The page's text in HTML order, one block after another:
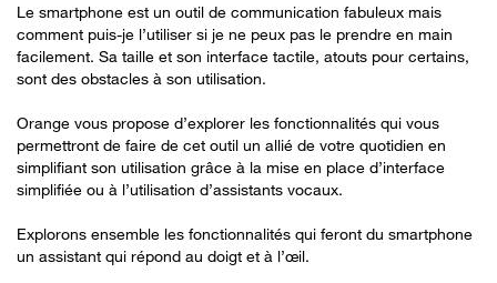
Le smartphone est un outil de communication fabuleux mais
comment puis-je l’utiliser si je ne peux pas le prendre en main
facilement. Sa taille et son interface tactile, atouts pour certains,
sont des obstacles à son utilisation.
Orange vous propose d’explorer les fonctionnalités qui vous
permettront de faire de cet outil un allié de votre quotidien en
simplifiant son utilisation grâce à la mise en place d’interface
simplifiée ou à l’utilisation d’assistants vocaux.
Explorons ensemble les fonctionnalités qui feront du smartphone
un assistant qui répond au doigt et à l’œil.